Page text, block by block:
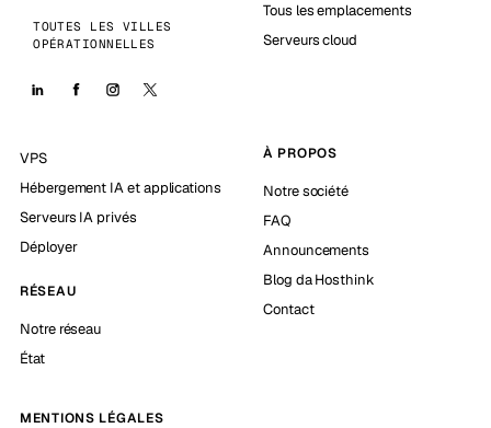
TOUTES LES VILLES
OPÉRATIONNELLES
Tous les emplacements
Serveurs cloud
VPS
Hébergement IA et applications
Serveurs IA privés
Déployer
RÉSEAU
Notre réseau
État
À PROPOS
Notre société
FAQ
Announcements
Blog da Hosthink
Contact
MENTIONS LÉGALES